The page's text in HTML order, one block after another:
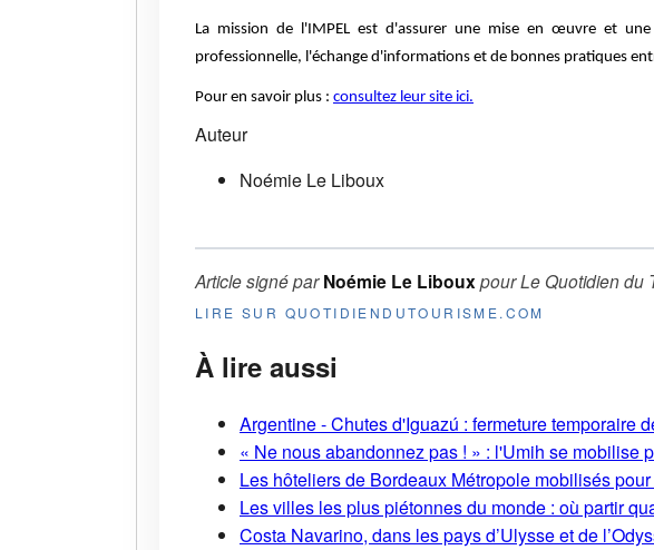
La mission de l'IMPEL est d'assurer une mise en œuvre et
professionnelle, l'échange d'informations et de bonnes pratiques
Pour en savoir plus : consultez leur site ici.
Auteur
Noémie Le Liboux
Article signé parNoémie Le LibouxpourLe Quotidien du
LIRE SUR QUOTIDIENDUTOURISME.COM
À lire aussi
Argentine - Chutes d'Iguazú : fermeture temporaire
« Ne nous abandonnez pas ! » : l'Umih se mobilise
Les hôteliers de Bordeaux Métropole mobilisés
Les villes les plus piétonnes du monde : où partir
Costa Navarino, dans les pays d’Ulysse et de